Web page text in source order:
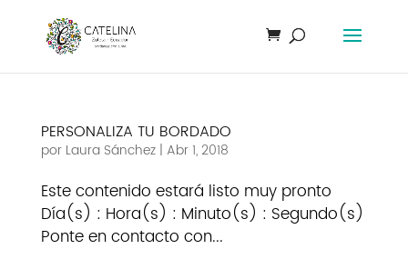
PERSONALIZA TU BORDADO
por Laura Sánchez| Abr 1, 2018
Este contenido estará listo muy pronto
Día(s) : Hora(s) : Minuto(s) : Segundo(s)
Ponte en contacto con...